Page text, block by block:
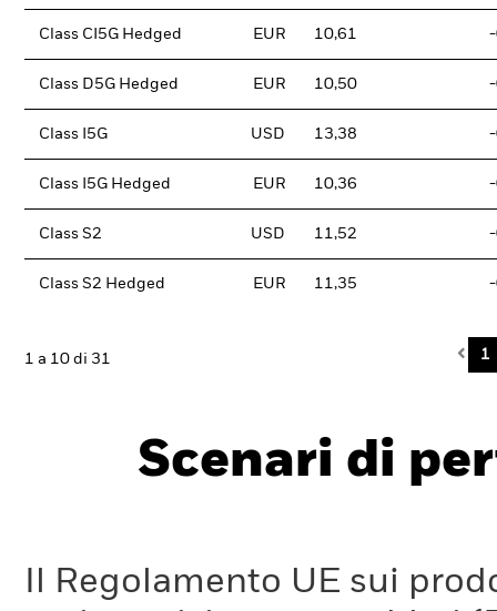
Class CI5G Hedged EUR 10,61
Class D5G Hedged EUR 10,50
Class I5G USD 13,38
Class I5G Hedged EUR 10,36
Class S2 USD 11,52
Class S2 Hedged EUR 11,35
1 a 10 di 31 1
Scenari di
Il Regolamento UE sui